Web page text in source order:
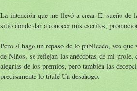
La intención que me llevó a crear El sueño de
sitio donde dar a conocer mis escritos,
Pero si hago un repaso de lo publicado, veo
de Niños, se reflejan las anécdotas de mi
alegrías de los premios, pero también las
precisamente lo titulé Un desahogo.